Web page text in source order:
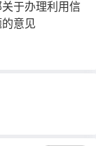
于办理利用信
意见